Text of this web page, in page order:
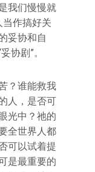
我们慢慢就
作搞好关
妥协和自
协剧”。
？谁能救我
人，是否可
光中？祂的
全世界人都
可以试着提
是最重要的